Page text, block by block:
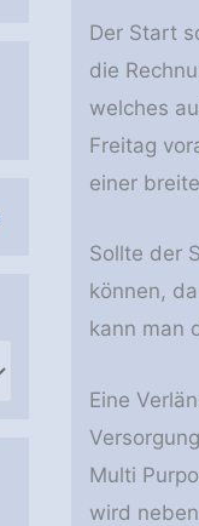
Der Start
die
welches
Freitag
einer
Sollte der
können,
kann man
Eine
Multi
wird